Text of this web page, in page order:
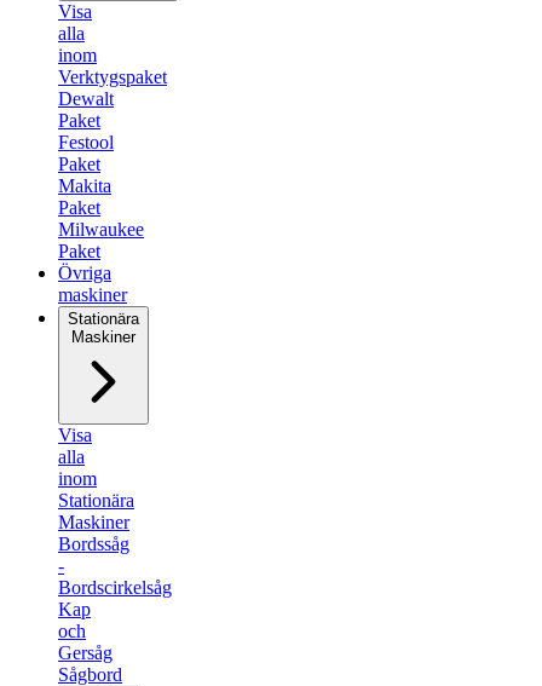
Visa
alla
inom
Verktygspaket
Dewalt
Paket
Festool
Paket
Makita
Paket
Milwaukee
Paket
Övriga
maskiner
Stationära
Maskiner
Visa
alla
inom
Stationära
Maskiner
Bordssåg
-
Bordscirkelsåg
Kap
och
Gersåg
Sågbord